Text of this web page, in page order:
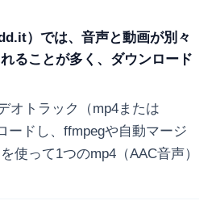
）では、音声と動画が別々
ることが多く、ダウンロード
オトラック（mp4または
ードし、ffmpegや自動マージ
使って1つのmp4（AAC音声）